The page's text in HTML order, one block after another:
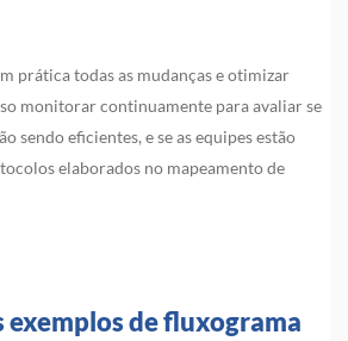
prática todas as mudanças e otimizar
monitorar continuamente para avaliar se
sendo eficientes, e se as equipes estão
elaborados no mapeamento de
exemplos de fluxograma